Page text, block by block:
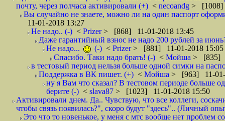
почту, через полчаса активировали (+) < necoandg > [1008]
Вы случайно не знаете, можно ли на один паспорт
11-01-2018 13:27
Не надо.. (-) < Prizer> [868] 11-01-2018 13:45
Даже гарантийный взнос не надо 200 рублей за
Не надо...
(-) < Prizer> [881] 11-01-2018 15:05
Спасибо. Таки надо брать! (-) < Мойша > [835]
в тестовый период нельзя больше одной симки на
Поддержка в ВК пишет. (+) < Мойша > [963] 11-01-
ну я Вам что сказал? В тестовом периоде больше
берите (-) < slava87 > [1023] 11-01-2018 15:50
Активировали днем. Да.. Чувствую, что все коллеги,
чтобы связь появилась?", скоро будут "здесь".. (Личный
Это что то новенькое, у меня с мтс вообще нет проблем